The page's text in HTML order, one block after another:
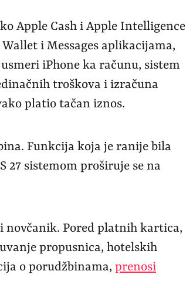
Apple Cash i Apple Intelligence
i Messages aplikacijama,
iPhone ka računu, sistem
troškova i izračuna
platio tačan iznos.
Funkcija koja je ranije bila
27 sistemom proširuje se na
Pored platnih kartica,
propusnica, hotelskih
o porudžbinama, prenosi